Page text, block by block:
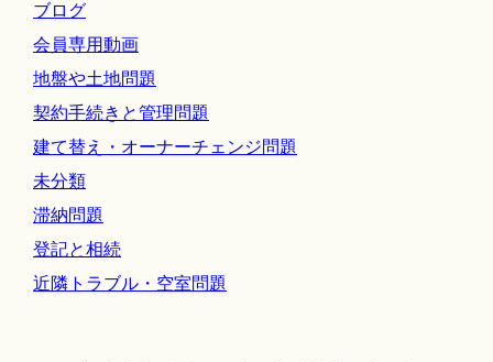
ブログ
会員専用動画
地盤や土地問題
契約手続きと管理問題
建て替え・オーナーチェンジ問題
未分類
滞納問題
登記と相続
近隣トラブル・空室問題